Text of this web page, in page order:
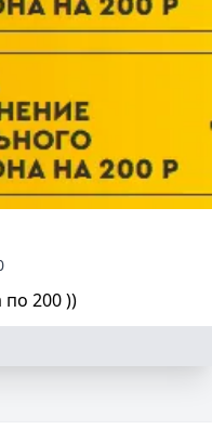
200 ))